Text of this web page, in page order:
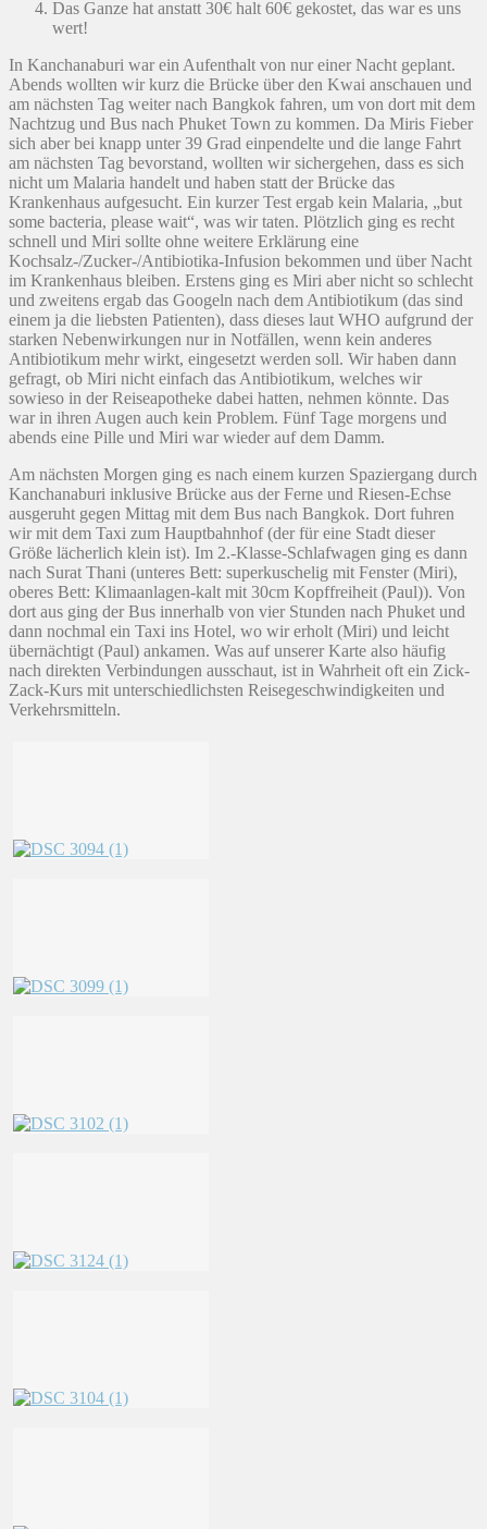
Das Ganze hat anstatt 30€ halt 60€ gekostet, das war es uns
wert!
In Kanchanaburi war ein Aufenthalt von nur einer Nacht geplant.
Abends wollten wir kurz die Brücke über den Kwai anschauen und
am nächsten Tag weiter nach Bangkok fahren, um von dort mit dem
Nachtzug und Bus nach Phuket Town zu kommen. Da Miris Fieber
sich aber bei knapp unter 39 Grad einpendelte und die lange Fahrt
am nächsten Tag bevorstand, wollten wir sichergehen, dass es sich
nicht um Malaria handelt und haben statt der Brücke das
Krankenhaus aufgesucht. Ein kurzer Test ergab kein Malaria, „but
some bacteria, please wait“, was wir taten. Plötzlich ging es recht
schnell und Miri sollte ohne weitere Erklärung eine
Kochsalz-/Zucker-/Antibiotika-Infusion bekommen und über Nacht
im Krankenhaus bleiben. Erstens ging es Miri aber nicht so schlecht
und zweitens ergab das Googeln nach dem Antibiotikum (das sind
einem ja die liebsten Patienten), dass dieses laut WHO aufgrund der
starken Nebenwirkungen nur in Notfällen, wenn kein anderes
Antibiotikum mehr wirkt, eingesetzt werden soll. Wir haben dann
gefragt, ob Miri nicht einfach das Antibiotikum, welches wir
sowieso in der Reiseapotheke dabei hatten, nehmen könnte. Das
war in ihren Augen auch kein Problem. Fünf Tage morgens und
abends eine Pille und Miri war wieder auf dem Damm.
Am nächsten Morgen ging es nach einem kurzen Spaziergang durch
Kanchanaburi inklusive Brücke aus der Ferne und Riesen-Echse
ausgeruht gegen Mittag mit dem Bus nach Bangkok. Dort fuhren
wir mit dem Taxi zum Hauptbahnhof (der für eine Stadt dieser
Größe lächerlich klein ist). Im 2.-Klasse-Schlafwagen ging es dann
nach Surat Thani (unteres Bett: superkuschelig mit Fenster (Miri),
oberes Bett: Klimaanlagen-kalt mit 30cm Kopffreiheit (Paul)). Von
dort aus ging der Bus innerhalb von vier Stunden nach Phuket und
dann nochmal ein Taxi ins Hotel, wo wir erholt (Miri) und leicht
übernächtigt (Paul) ankamen. Was auf unserer Karte also häufig
nach direkten Verbindungen ausschaut, ist in Wahrheit oft ein Zick-
Zack-Kurs mit unterschiedlichsten Reisegeschwindigkeiten und
Verkehrsmitteln.